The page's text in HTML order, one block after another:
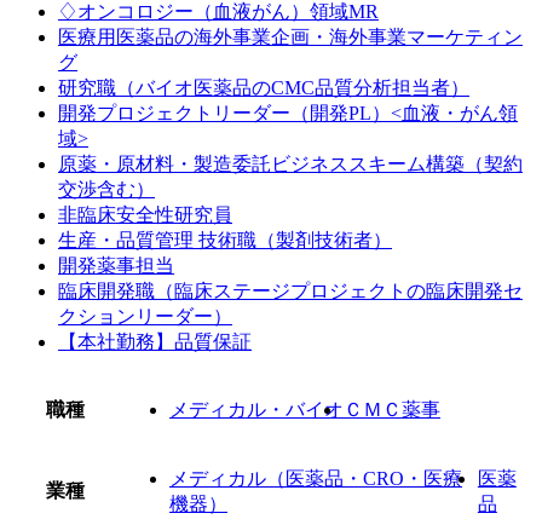
♢オンコロジー（血液がん）領域MR
医療用医薬品の海外事業企画・海外事業マーケティン
グ
研究職（バイオ医薬品のCMC品質分析担当者）
開発プロジェクトリーダー（開発PL）<血液・がん領
域>
原薬・原材料・製造委託ビジネススキーム構築（契約
交渉含む）
非臨床安全性研究員
生産・品質管理 技術職（製剤技術者）
開発薬事担当
臨床開発職（臨床ステージプロジェクトの臨床開発セ
クションリーダー）
【本社勤務】品質保証
職種 メディカル・バイオ ＣＭＣ薬事
業種
メディカル（医薬品・CRO・医療
機器）
医薬
品